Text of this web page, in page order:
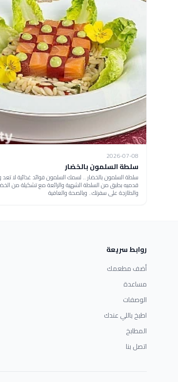
2026-07-08
سلطة السلمون بالخضار
سلطة السلمون بالخضار .. لسمك السلمون فوائد غذائية لا
قدميه بطبق من السلطة الشهية والرائعة مع تشكيلة من
والطازجة على سفرتك.. وبالصحة والعافية
روابط سريعة
أضف مطعمك
مساعدة
الوصفات
اطبخ باللي عندك
المطابخ
اتصل بنا